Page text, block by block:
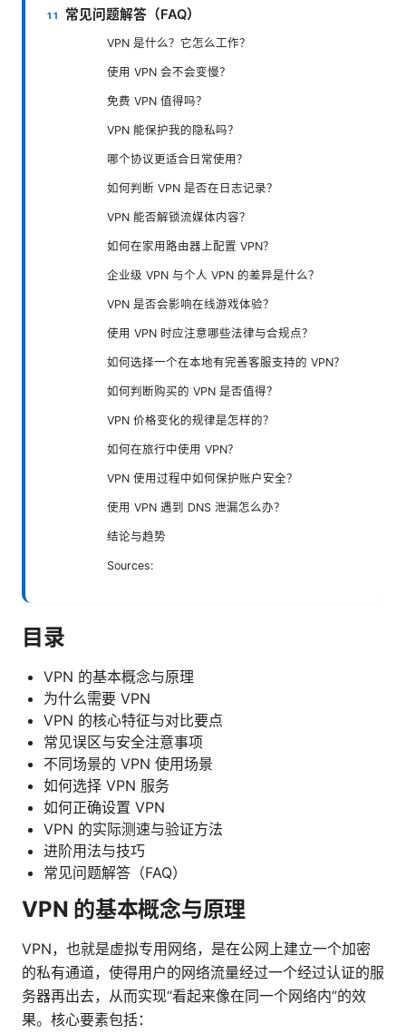
常见问题解答（FAQ）
VPN 是什么？它怎么工作？
使用 VPN 会不会变慢？
免费 VPN 值得吗？
VPN 能保护我的隐私吗？
哪个协议更适合日常使用？
如何判断 VPN 是否在日志记录？
VPN 能否解锁流媒体内容？
如何在家用路由器上配置 VPN？
企业级 VPN 与个人 VPN 的差异是什么？
VPN 是否会影响在线游戏体验？
使用 VPN 时应注意哪些法律与合规点？
如何选择一个在本地有完善客服支持的 VPN？
如何判断购买的 VPN 是否值得？
VPN 价格变化的规律是怎样的？
如何在旅行中使用 VPN？
VPN 使用过程中如何保护账户安全？
使用 VPN 遇到 DNS 泄漏怎么办？
结论与趋势
Sources:
目录
VPN 的基本概念与原理
为什么需要 VPN
VPN 的核心特征与对比要点
常见误区与安全注意事项
不同场景的 VPN 使用场景
如何选择 VPN 服务
如何正确设置 VPN
VPN 的实际测速与验证方法
进阶用法与技巧
常见问题解答（FAQ）
VPN 的基本概念与原理
VPN，也就是虚拟专用网络，是在公网上建立一个加密
的私有通道，使得用户的网络流量经过一个经过认证的服
务器再出去，从而实现“看起来像在同一个网络内”的效
果。核心要素包括：